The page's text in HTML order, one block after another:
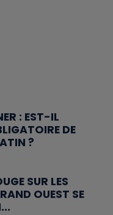
: EST-IL
DE
?
SUR LES
OUEST SE